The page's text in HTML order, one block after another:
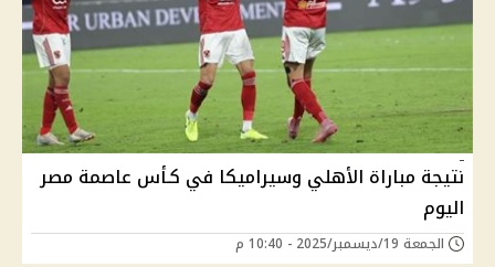
نتيجة مباراة الأهلي وسيراميكا في كـأس عاصمة مصر
اليوم
الجمعة 19/ديسمبر/2025 - 10:40 م